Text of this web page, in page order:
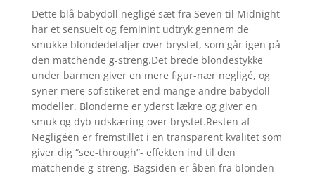
4.6
ud af 5
baseret på
kundebedø
mmelser
Dette blå babydoll negligé sæt fra Seven til Midnight
har et sensuelt og feminint udtryk gennem de
smukke blondedetaljer over brystet, som går igen på
den matchende g-streng.Det brede blondestykke
under barmen giver en mere figur-nær negligé, og
syner mere sofistikeret end mange andre babydoll
modeller. Blonderne er yderst lækre og giver en
smuk og dyb udskæring over brystet.Resten af
Negligéen er fremstillet i en transparent kvalitet som
giver dig “see-through”- effekten ind til den
matchende g-streng. Bagsiden er åben fra blonden